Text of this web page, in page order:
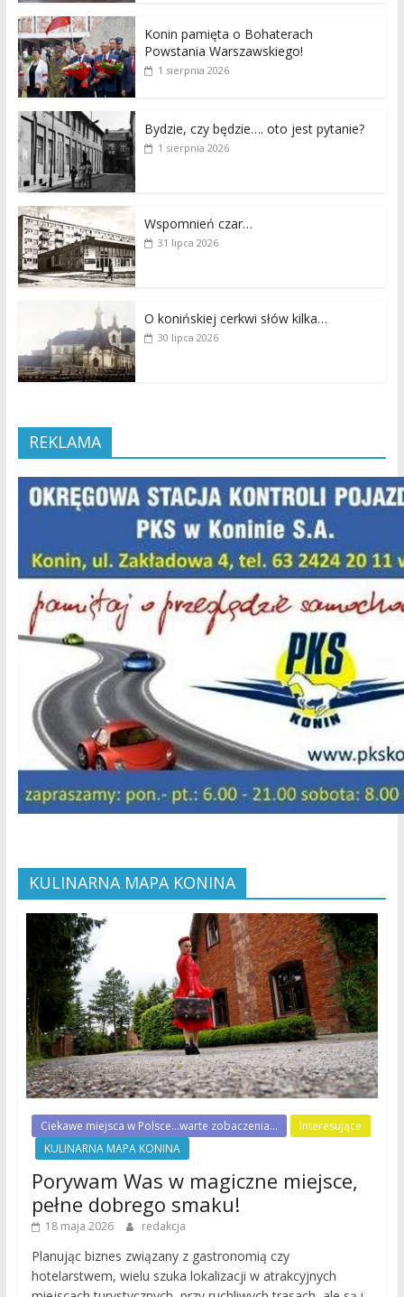
Konin pamięta o Bohaterach
Powstania Warszawskiego!
1 sierpnia 2026
Bydzie, czy będzie…. oto jest pytanie?
1 sierpnia 2026
Wspomnień czar…
31 lipca 2026
O konińskiej cerkwi słów kilka…
30 lipca 2026
REKLAMA
KULINARNA MAPA KONINA
Ciekawe miejsca w Polsce...warte zobaczenia...
Interesujące
KULINARNA MAPA KONINA
Porywam Was w magiczne miejsce,
pełne dobrego smaku!
18 maja 2026 redakcja
Planując biznes związany z gastronomią czy
hotelarstwem, wielu szuka lokalizacji w atrakcyjnych